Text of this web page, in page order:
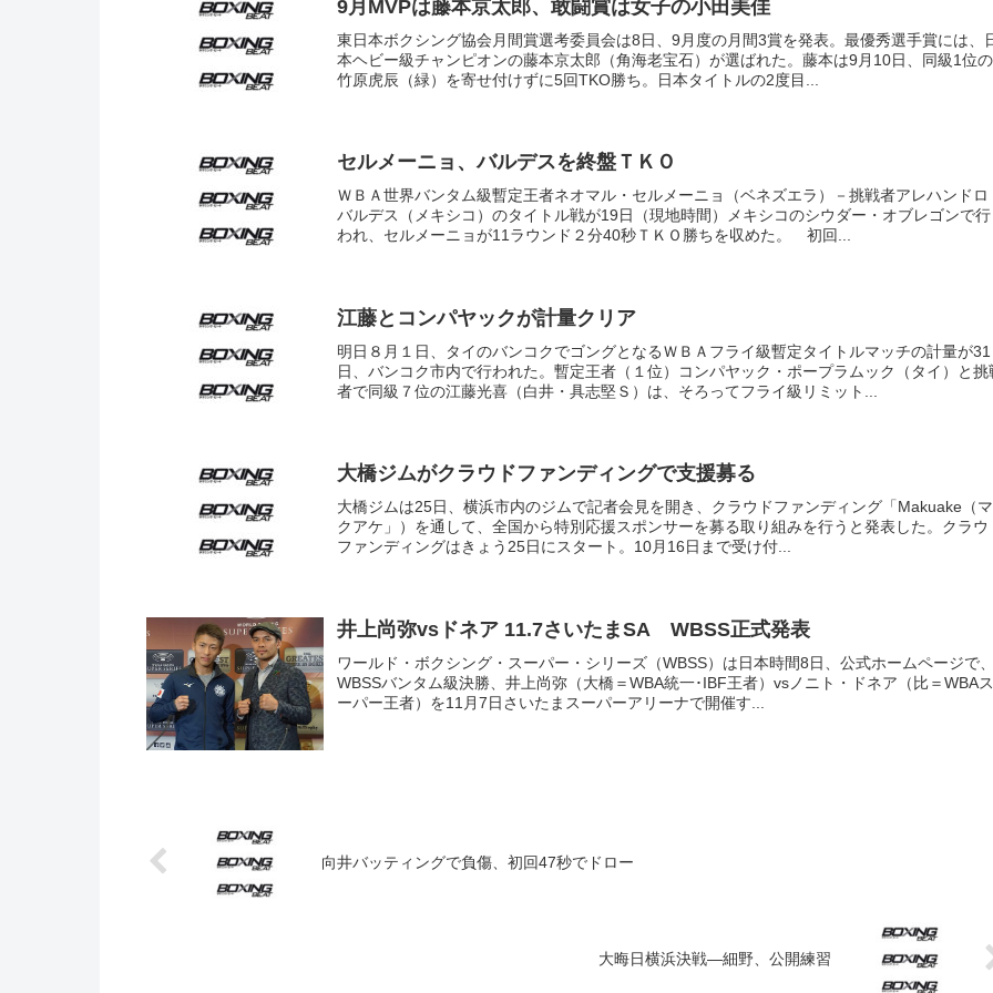
9月MVPは藤本京太郎、敢闘賞は女子の小田美佳
東日本ボクシング協会月間賞選考委員会は8日、9月度の月間3賞を発表。最優秀選手賞には、
本ヘビー級チャンピオンの藤本京太郎（角海老宝石）が選ばれた。藤本は9月10日、同級1位の
竹原虎辰（緑）を寄せ付けずに5回TKO勝ち。日本タイトルの2度目...
セルメーニョ、バルデスを終盤ＴＫＯ
ＷＢＡ世界バンタム級暫定王者ネオマル・セルメーニョ（ベネズエラ）－挑戦者アレハンドロ
バルデス（メキシコ）のタイトル戦が19日（現地時間）メキシコのシウダー・オブレゴンで行
われ、セルメーニョが11ラウンド２分40秒ＴＫＯ勝ちを収めた。 初回...
江藤とコンパヤックが計量クリア
明日８月１日、タイのバンコクでゴングとなるＷＢＡフライ級暫定タイトルマッチの計量が31
日、バンコク市内で行われた。暫定王者（１位）コンパヤック・ポープラムック（タイ）と挑
者で同級７位の江藤光喜（白井・具志堅Ｓ）は、そろってフライ級リミット...
大橋ジムがクラウドファンディングで支援募る
大橋ジムは25日、横浜市内のジムで記者会見を開き、クラウドファンディング「Makuake（マ
クアケ」）を通して、全国から特別応援スポンサーを募る取り組みを行うと発表した。クラウ
ファンディングはきょう25日にスタート。10月16日まで受け付...
井上尚弥vsドネア 11.7さいたまSA WBSS正式発表
ワールド・ボクシング・スーパー・シリーズ（WBSS）は日本時間8日、公式ホームページで、
WBSSバンタム級決勝、井上尚弥（大橋＝WBA統一･IBF王者）vsノニト・ドネア（比＝WBAス
ーパー王者）を11月7日さいたまスーパーアリーナで開催す...
向井バッティングで負傷、初回47秒でドロー
大晦日横浜決戦—細野、公開練習